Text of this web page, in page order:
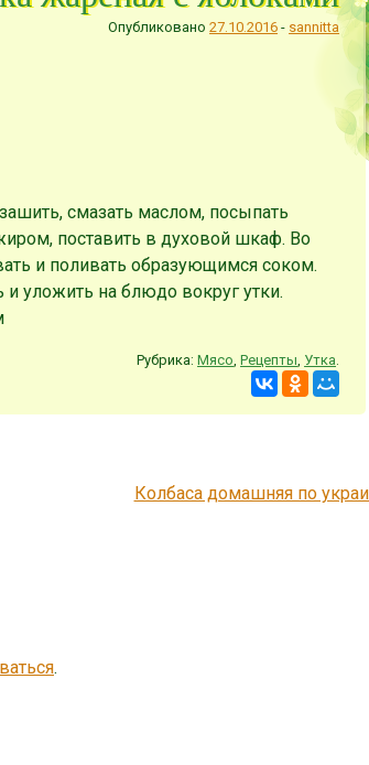
Опубликовано27.10.2016 - sannitta
смазать маслом, посыпать
поставить в духовой шкаф. Во
и поливать образующимся соком.
и уложить на блюдо вокруг утки.
Рубрика:Мясо ,Рецепты Утка
Колбаса домашняя по
.